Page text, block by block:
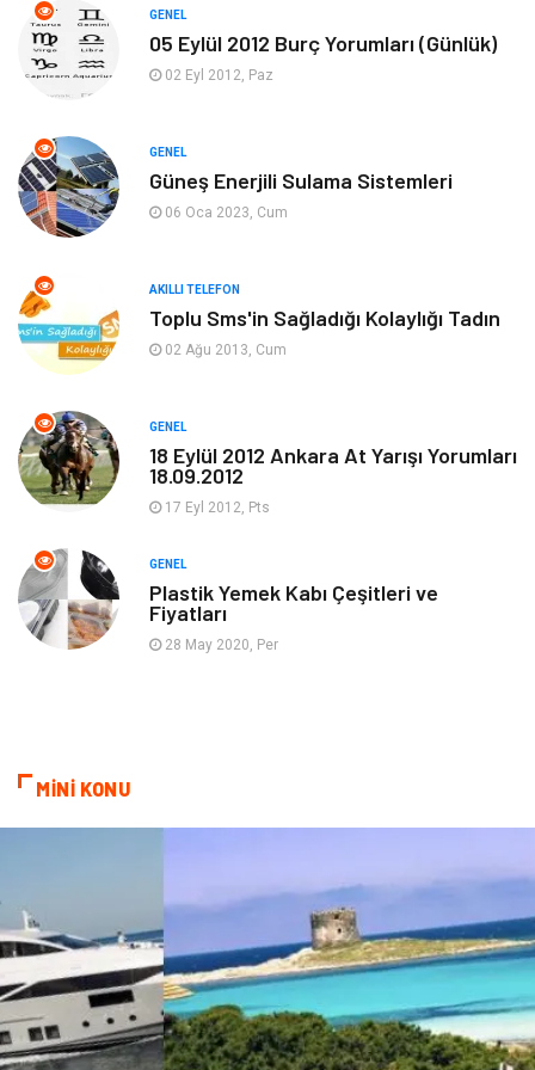
Soru-Cevap
Ekonomi
Elektrik Elektronik
Tanıtıcı Reklam Alışveriş
Dekorasyon Tatil
Makine
Güzellik & Bakım
Organizasyon
Hizmet
Aksesuar
GENEL
05 Eylül 2012 Burç Yorumları (Günlük)
02 Eyl 2012, Paz
GENEL
Güneş Enerjili Sulama Sistemleri
06 Oca 2023, Cum
AKILLI TELEFON
Toplu Sms'in Sağladığı Kolaylığı Tadın
02 Ağu 2013, Cum
GENEL
18 Eylül 2012 Ankara At Yarışı Yorumları
18.09.2012
17 Eyl 2012, Pts
GENEL
Plastik Yemek Kabı Çeşitleri ve
Fiyatları
28 May 2020, Per
MİNİ KONU